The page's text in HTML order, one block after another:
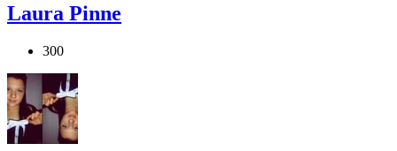
Laura Pinne
300